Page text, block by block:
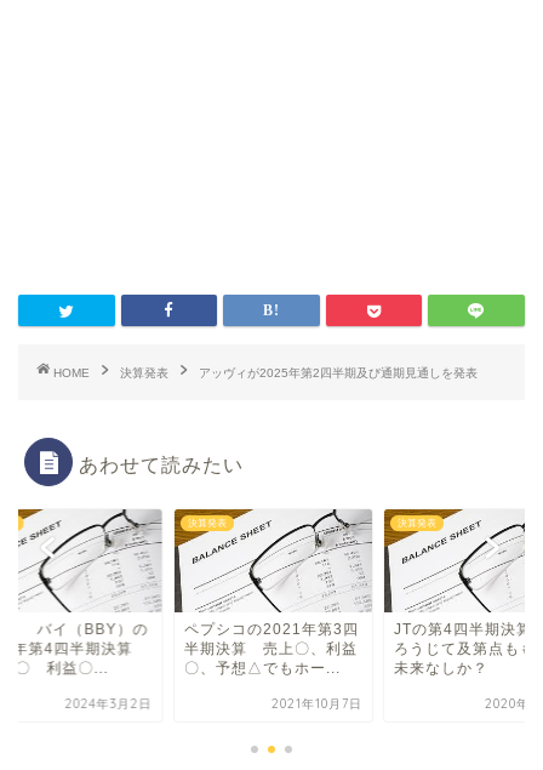
HOME 決算発表 アッヴィが2025年第2四半期及び通期見通しを発表
あわせて読みたい
ト バイ（BBY）の
年第4四半期決算
×〇 利益〇...
2024年3月2日
決算発表
ペプシコの2021年第3四
半期決算 売上〇、利益
〇、予想△でもホー...
2021年10月7日
決算発表
JTの第4四半期決算
ろうじて及第点もも
未来なしか？
2020年2